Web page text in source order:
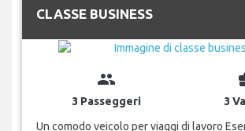
CLASSE BUSINESS
group
3 Passeggeri
3
Un comodo veicolo per viaggi di lavoro